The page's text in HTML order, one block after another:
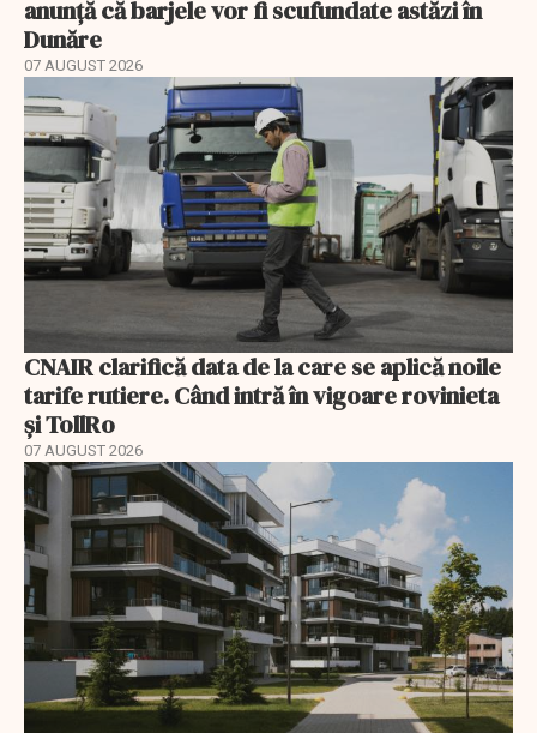
anunță că barjele vor fi scufundate astăzi în
Dunăre
07 AUGUST 2026
CNAIR clarifică data de la care se aplică noile
tarife rutiere. Când intră în vigoare rovinieta
și TollRo
07 AUGUST 2026